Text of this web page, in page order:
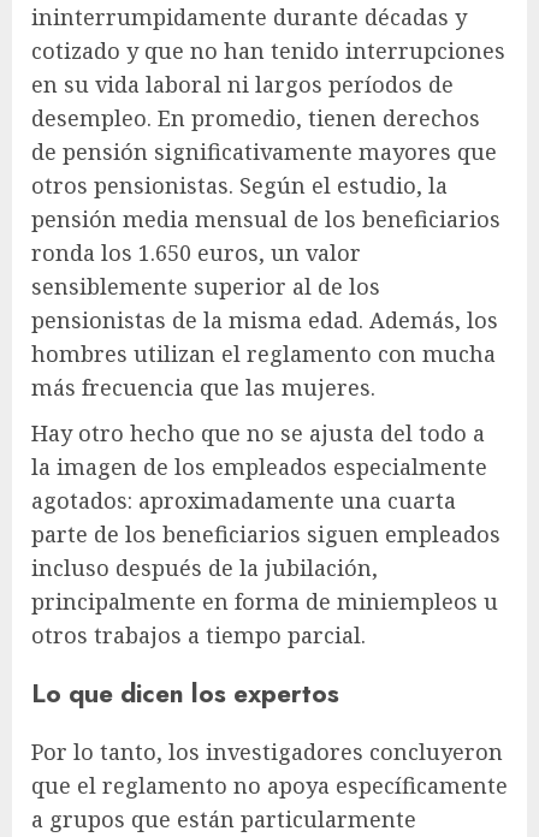
ininterrumpidamente durante décadas y
cotizado y que no han tenido interrupciones
en su vida laboral ni largos períodos de
desempleo. En promedio, tienen derechos
de pensión significativamente mayores que
otros pensionistas. Según el estudio, la
pensión media mensual de los beneficiarios
ronda los 1.650 euros, un valor
sensiblemente superior al de los
pensionistas de la misma edad. Además, los
hombres utilizan el reglamento con mucha
más frecuencia que las mujeres.
Hay otro hecho que no se ajusta del todo a
la imagen de los empleados especialmente
agotados: aproximadamente una cuarta
parte de los beneficiarios siguen empleados
incluso después de la jubilación,
principalmente en forma de miniempleos u
otros trabajos a tiempo parcial.
Lo que dicen los expertos
Por lo tanto, los investigadores concluyeron
que el reglamento no apoya específicamente
a grupos que están particularmente